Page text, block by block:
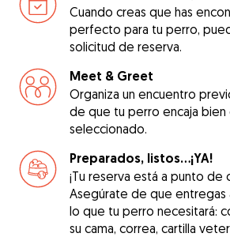
Cuando creas que has
perfecto para tu perro,
solicitud de reserva.
Meet & Greet
Organiza un encuentro
de que tu perro encaja bien
seleccionado.
Preparados, listos...¡YA!
¡Tu reserva está a punto de
Asegúrate de que
lo que tu perro necesitará:
su cama, correa, cartilla